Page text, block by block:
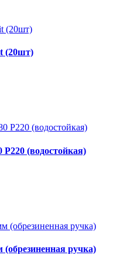
(20шт)
(водостойкая)
ручка)